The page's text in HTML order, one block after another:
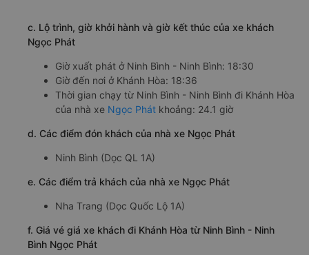
🚌 5. Xe Ngọc Phát khởi hành tại Dọc Quốc lộ 1A
Ninh Bình
a. Giới thiệu xe Ngọc Phát
Ngọc Phát được nhiều khách hàng đánh giá cao về chất
lượng dịch vụ và sự an toàn. Đội ngũ nhân viên tư vấn
nhiệt tình, tài xế giàu kinh nghiệm và xe khách chất lượng
cao là những yếu tố giúp nhà xe Ngọc Phát đi Khánh Hòa
hàng.
b. Hình ảnh xe Ngọc Phát
c. Lộ trình, giờ khởi hành và giờ kết thúc của xe khách
Ngọc Phát